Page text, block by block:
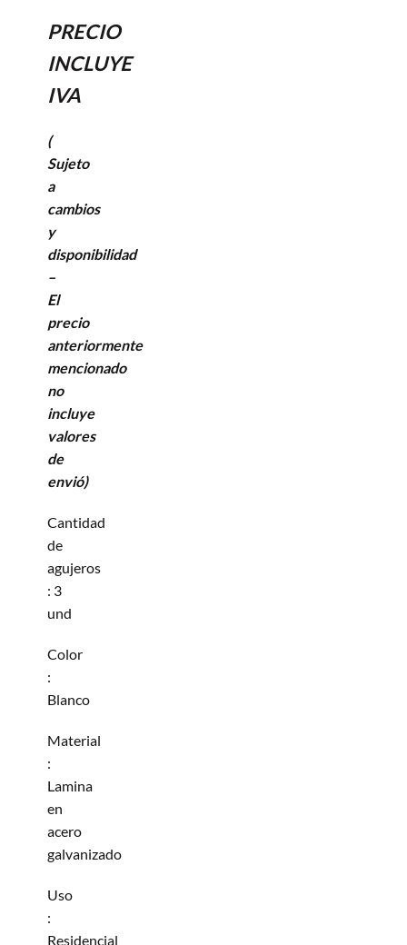
(
Sujeto
a
cambios
y
disponibilidad
–
El
precio
anteriormente
mencionado
no
incluye
valores
de
envió)
Cantidad
de
agujeros
: 3
und
Color
:
Blanco
Material
:
Lamina
en
acero
galvanizado
Uso
:
Residencial